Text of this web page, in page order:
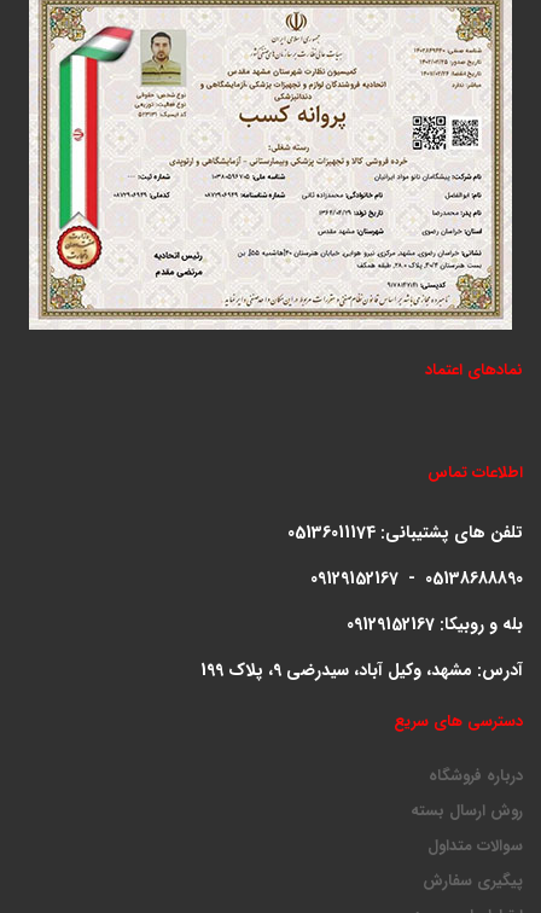
نمادهای اعتماد
اطلاعات تماس
تلفن های پشتیبانی: 05136011174
09129152167 - 05138688890
بله و روبیکا: 09129152167
آدرس: مشهد، وکیل آباد، سیدرضی 9، پلاک 199
دسترسی های سریع
درباره فروشگاه
روش ارسال بسته
سوالات متداول
پیگیری سفارش